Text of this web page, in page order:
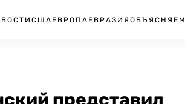
США ЕВРОПА ЕВРАЗИЯ ОБЪЯСНЯЕМ